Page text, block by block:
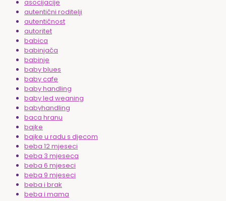
asocijacije
autentični roditelji
autentičnost
autoritet
babica
babinjača
babinje
baby blues
baby cafe
baby handling
baby led weaning
babyhandling
baca hranu
bajke
bajke u radu s djecom
beba 12 mjeseci
beba 3 mjeseca
beba 6 mjeseci
beba 9 mjeseci
beba i brak
beba i mama